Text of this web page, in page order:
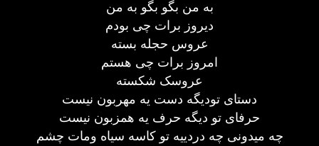
به من بگو بگو به من
دیروز برات چی بودم
عروس حجله بسته
امروز برات چی هستم
عروسک شکسته
دستای تودیگه دست یه مهربون نیست
حرفای تو دیگه حرف یه همزبون نیست
چه میدونی چه دردییه تو کاسه سیاه ومات چشم